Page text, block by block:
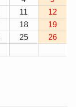
11
12
18
19
25
26